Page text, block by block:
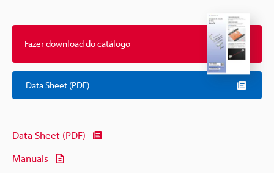
Fazer download do catálogo
Data Sheet (PDF)
Data Sheet (PDF)
Manuais